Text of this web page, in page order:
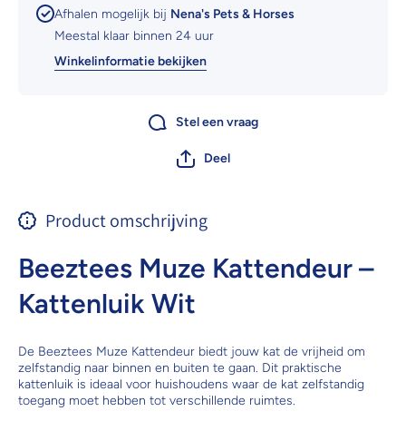
Afhalen mogelijk bij Nena's Pets & Horses
Meestal klaar binnen 24 uur
Winkelinformatie bekijken
Stel een vraag
Deel
Product omschrijving
Beeztees Muze Kattendeur –
Kattenluik Wit
De Beeztees Muze Kattendeur biedt jouw kat de vrijheid om
zelfstandig naar binnen en buiten te gaan. Dit praktische
kattenluik is ideaal voor huishoudens waar de kat zelfstandig
toegang moet hebben tot verschillende ruimtes.